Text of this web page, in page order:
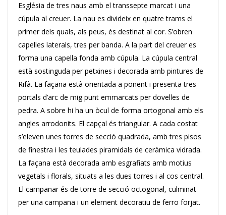
Església de tres naus amb el transsepte marcat i una
cúpula al creuer. La nau es divideix en quatre trams el
primer dels quals, als peus, és destinat al cor. S’obren
capelles laterals, tres per banda. A la part del creuer es
forma una capella fonda amb cúpula. La cúpula central
està sostinguda per petxines i decorada amb pintures de
Rifà. La façana està orientada a ponent i presenta tres
portals d’arc de mig punt emmarcats per dovelles de
pedra. A sobre hi ha un òcul de forma ortogonal amb els
angles arrodonits. El capçal és triangular. A cada costat
s’eleven unes torres de secció quadrada, amb tres pisos
de finestra i les teulades piramidals de ceràmica vidrada.
La façana està decorada amb esgrafiats amb motius
vegetals i florals, situats a les dues torres i al cos central.
El campanar és de torre de secció octogonal, culminat
per una campana i un element decoratiu de ferro forjat.